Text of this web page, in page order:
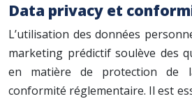
Data privacy et
L’utilisation des données
marketing prédictif soulève des
en matière de protection de
conformité réglementaire. Il est